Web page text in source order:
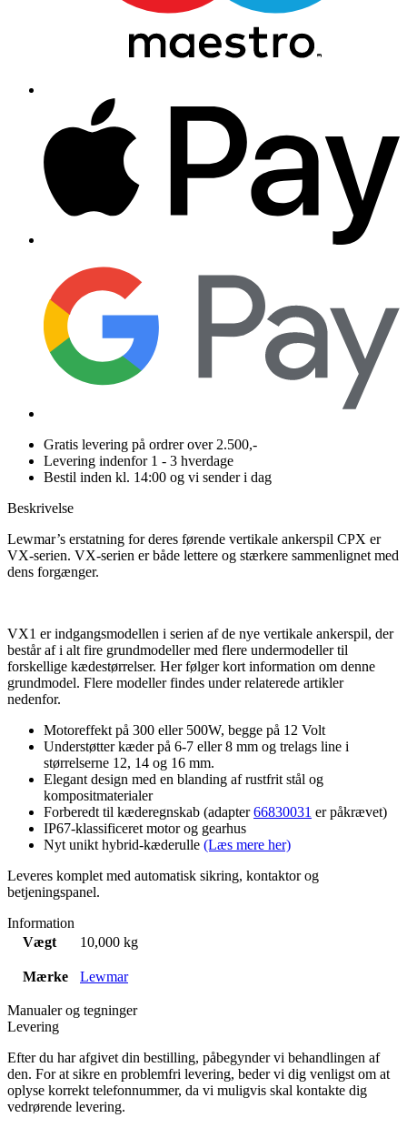
Gratis levering på ordrer over 2.500,-
Levering indenfor 1 - 3 hverdage
Bestil inden kl. 14:00 og vi sender i dag
Beskrivelse
Lewmar’s erstatning for deres førende vertikale ankerspil CPX er
VX-serien. VX-serien er både lettere og stærkere sammenlignet med
dens forgænger.
VX1 er indgangsmodellen i serien af de nye vertikale ankerspil, der
består af i alt fire grundmodeller med flere undermodeller til
forskellige kædestørrelser. Her følger kort information om denne
grundmodel. Flere modeller findes under relaterede artikler
nedenfor.
Motoreffekt på 300 eller 500W, begge på 12 Volt
Understøtter kæder på 6-7 eller 8 mm og trelags line i
størrelserne 12, 14 og 16 mm.
Elegant design med en blanding af rustfrit stål og
kompositmaterialer
Forberedt til kæderegnskab (adapter66830031 er påkrævet)
IP67-klassificeret motor og gearhus
Nyt unikt hybrid-kæderulle (Læs mere her)
Leveres komplet med automatisk sikring, kontaktor og
betjeningspanel.
Information
Vægt
10,000 kg
Mærke Lewmar
Manualer og tegninger
Levering
Efter du har afgivet din bestilling, påbegynder vi behandlingen af
den. For at sikre en problemfri levering, beder vi dig venligst om at
oplyse korrekt telefonnummer, da vi muligvis skal kontakte dig
vedrørende levering.